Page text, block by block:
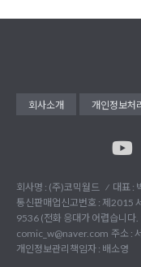
회사소개 개인정보처
회사명 : (주)코믹월드 대표 :
통신판매업신고번호 : 제2015
9536 (전화 응대가 어렵습니다
comic_w@naver.com 주소 :
개인정보관리책임자 : 배소영